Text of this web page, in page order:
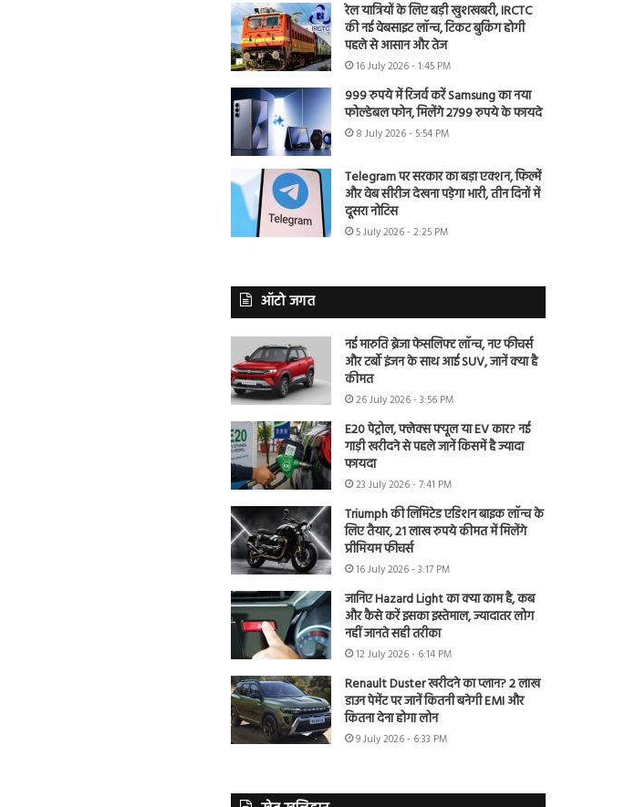
रेल यात्रियों के लिए बड़ी खुशखबरी, IRCTC
की नई वेबसाइट लॉन्च, टिकट बुकिंग होगी
पहले से आसान और तेज
16 July 2026 - 1:45 PM
999 रुपये में रिजर्व करें Samsung का नया
फोल्डेबल फोन, मिलेंगे 2799 रुपये के फायदे
8 July 2026 - 5:54 PM
Telegram पर सरकार का बड़ा एक्शन, फिल्में
और वेब सीरीज देखना पड़ेगा भारी, तीन दिनों में
दूसरा नोटिस
5 July 2026 - 2:25 PM
ऑटो जगत
नई मारुति ब्रेजा फेसलिफ्ट लॉन्च, नए फीचर्स
और टर्बो इंजन के साथ आई SUV, जानें क्या है
कीमत
26 July 2026 - 3:56 PM
E20 पेट्रोल, फ्लेक्स फ्यूल या EV कार? नई
गाड़ी खरीदने से पहले जानें किसमें है ज्यादा
फायदा
23 July 2026 - 7:41 PM
Triumph की लिमिटेड एडिशन बाइक लॉन्च के
लिए तैयार, 21 लाख रुपये कीमत में मिलेंगे
प्रीमियम फीचर्स
16 July 2026 - 3:17 PM
जानिए Hazard Light का क्या काम है, कब
और कैसे करें इसका इस्तेमाल, ज्यादातर लोग
नहीं जानते सही तरीका
12 July 2026 - 6:14 PM
Renault Duster खरीदने का प्लान? 2 लाख
डाउन पेमेंट पर जानें कितनी बनेगी EMI और
कितना देना होगा लोन
9 July 2026 - 6:33 PM